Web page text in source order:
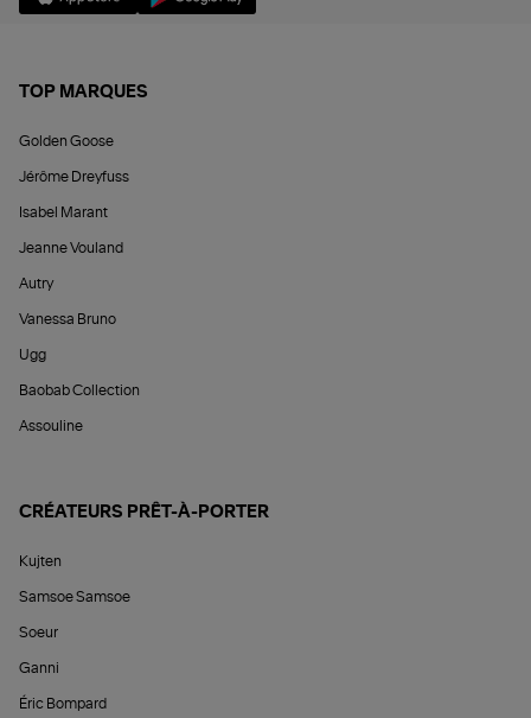
TOP MARQUES
Golden Goose
Jérôme Dreyfuss
Isabel Marant
Jeanne Vouland
Autry
Vanessa Bruno
Ugg
Baobab Collection
Assouline
CRÉATEURS PRÊT-À-PORTER
Kujten
Samsoe Samsoe
Soeur
Ganni
Éric Bompard